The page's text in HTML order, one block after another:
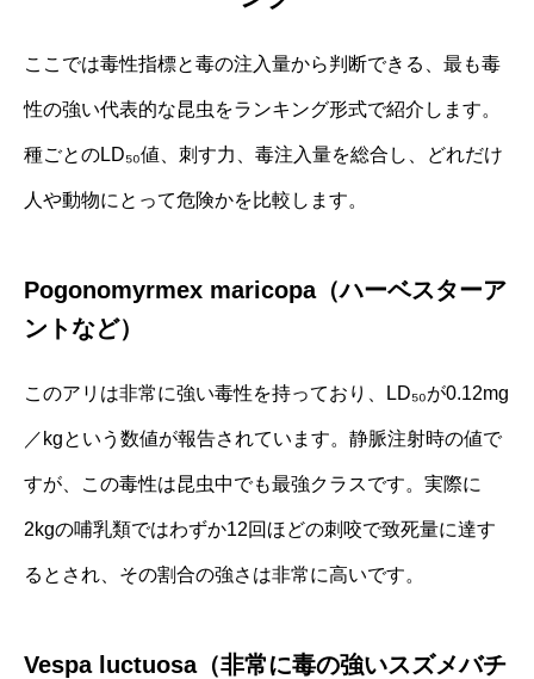
ここでは毒性指標と毒の注入量から判断できる、最も毒
性の強い代表的な昆虫をランキング形式で紹介します。
種ごとのLD₅₀値、刺す力、毒注入量を総合し、どれだけ
人や動物にとって危険かを比較します。
Pogonomyrmex maricopa（ハーベスターア
ントなど）
このアリは非常に強い毒性を持っており、LD₅₀が0.12mg
／kgという数値が報告されています。静脈注射時の値で
すが、この毒性は昆虫中でも最強クラスです。実際に
2kgの哺乳類ではわずか12回ほどの刺咬で致死量に達す
るとされ、その割合の強さは非常に高いです。
Vespa luctuosa（非常に毒の強いスズメバチ